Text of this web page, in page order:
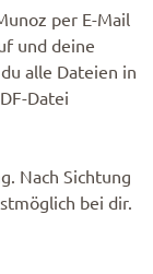
per E-Mail
und deine
alle Dateien in
Datei
Nach Sichtung
bei dir.